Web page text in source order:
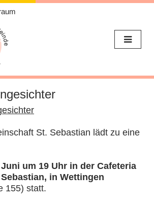
St. Sebastian lädt zu eine
Juni um 19 Uhr in der Cafeteria
in Wettingen
155) statt.